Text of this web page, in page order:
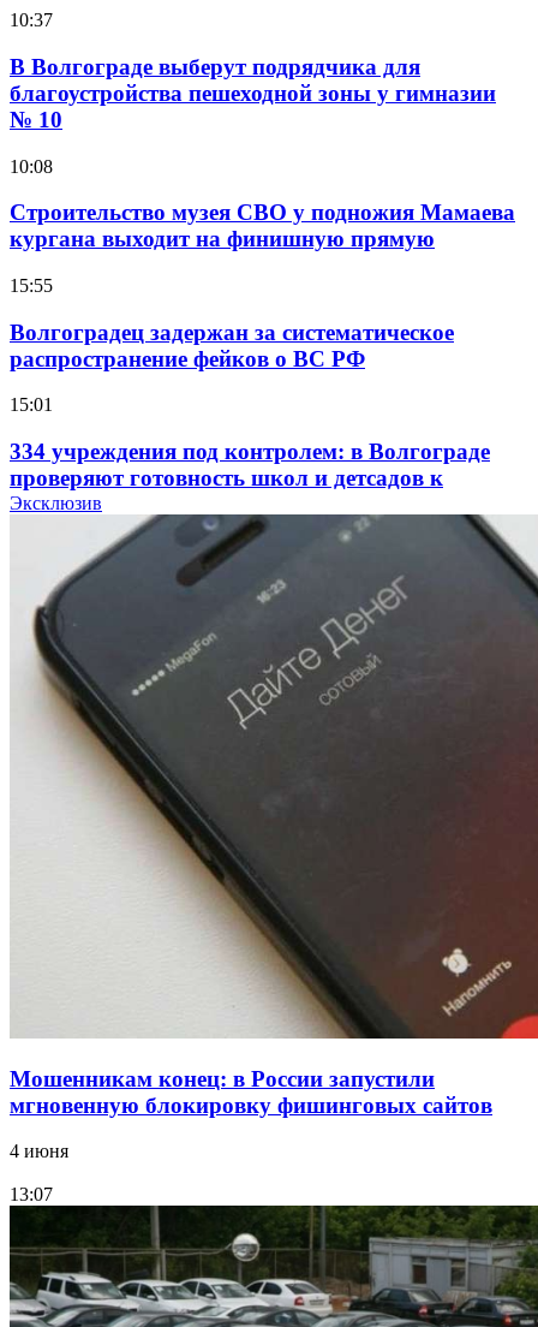
10:37
В Волгограде выберут подрядчика для
благоустройства пешеходной зоны у гимназии
№ 10
10:08
Строительство музея СВО у подножия Мамаева
кургана выходит на финишную прямую
15:55
Волгоградец задержан за систематическое
распространение фейков о ВС РФ
15:01
334 учреждения под контролем: в Волгограде
проверяют готовность школ и детсадов к
учебному году
Покушение на убийство в Волгограде: девушка
напала на незнакомую женщину с ножом
12:39
Сладкий праздник в Волгограде: в Центральном
парке прошёл фестиваль „Арбузный переполох“
Волгоградские компании нарастили экспорт:
заключены контракты на 3,6 млн долларов
Эксклюзив
Мошенникам конец: в России запустили
мгновенную блокировку фишинговых сайтов
4 июня
13:07